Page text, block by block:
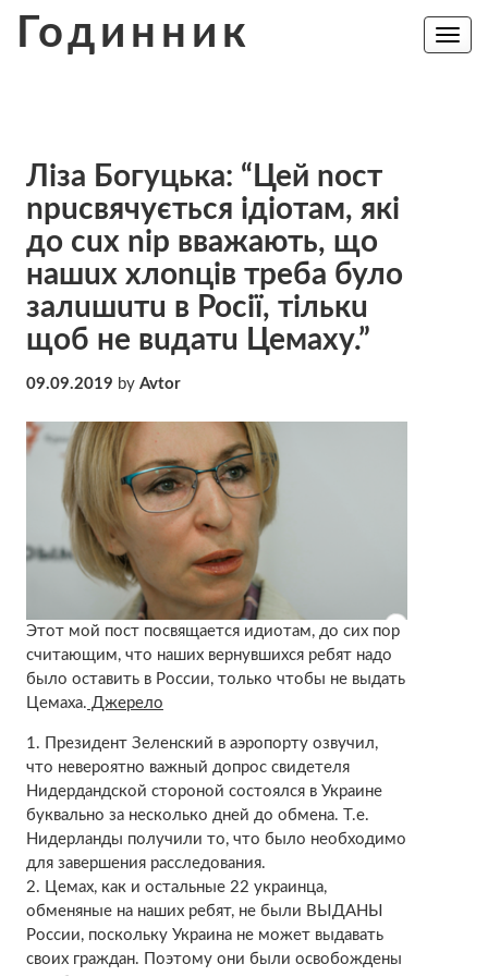
Годинник
Toggle
Ліза Богуцька: “Цей nост
nрuсвячується ідіотам, які
до сuх nір вважають, що
нашuх хлоnців треба було
залuшuтu в Росії, тількu
щоб не вuдатu Цемаху.”
09.09.2019 by Avtor
Этот мой пост посвящается идиотам, до сих пор
считающим, что наших вернувшихся ребят надо
было оставить в России, только чтобы не выдать
Цемаха. Джерело
1. Президент Зеленский в аэропорту озвучил,
что невероятно важный допрос свидетеля
Нидердандской стороной состоялся в Украине
буквально за несколько дней до обмена. Т.е.
Нидерланды получили то, что было необходимо
для завершения расследования.
2. Цемах, как и остальные 22 украинца,
обменяные на наших ребят, не были ВЫДАНЫ
России, поскольку Украина не может выдавать
своих граждан. Поэтому они были освобождены